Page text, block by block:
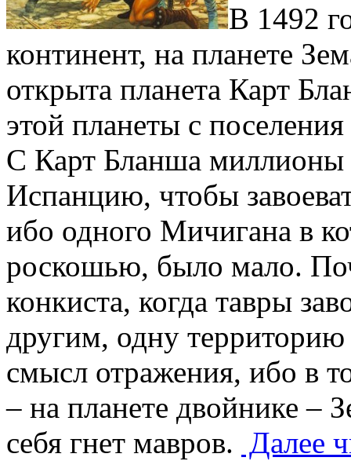
В 1492
континент, на планете
открыта планета Карт
этой планеты с
С Карт Бланша миллионы
Испанцию, чтобы
ибо одного Мичигана в
роскошью, было мало.
конкиста, когда тавры
другим, одну
смысл отражения, ибо в
– на планете двойнике –
себя гнет мавров. Далее